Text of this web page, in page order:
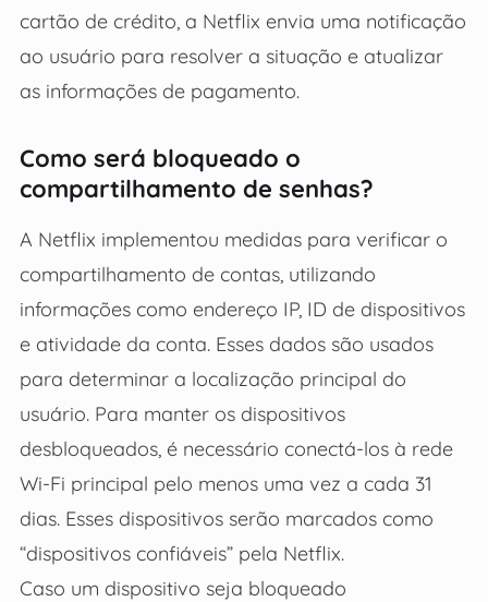
cartão de crédito, a Netflix envia uma notificação
ao usuário para resolver a situação e atualizar
as informações de pagamento.
Como será bloqueado o
compartilhamento de senhas?
A Netflix implementou medidas para verificar o
compartilhamento de contas, utilizando
informações como endereço IP, ID de dispositivos
e atividade da conta. Esses dados são usados
para determinar a localização principal do
usuário. Para manter os dispositivos
desbloqueados, é necessário conectá-los à rede
Wi-Fi principal pelo menos uma vez a cada 31
dias. Esses dispositivos serão marcados como
“dispositivos confiáveis” pela Netflix.
Caso um dispositivo seja bloqueado